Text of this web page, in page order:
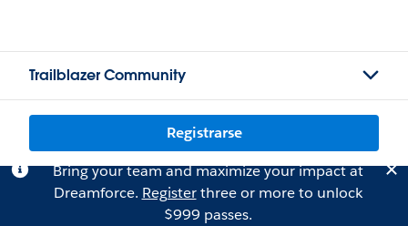
Trailblazer Community
Registrarse
Bring your team and maximize your impact at
Dreamforce. Registerthree or more to unlock
$999 passes.